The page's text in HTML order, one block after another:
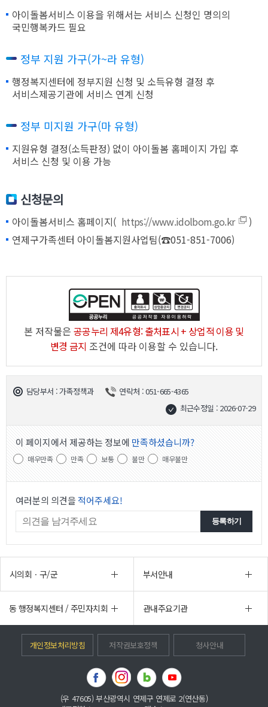
아이돌봄서비스 이용을 위해서는 서비스 신청인 명의의
국민행복카드 필요
정부 지원 가구(가~라 유형)
행정복지센터에 정부지원 신청 및 소득유형 결정 후
서비스제공기관에 서비스 연계 신청
정부 미지원 가구(마 유형)
지원유형 결정(소득판정) 없이 아이돌봄 홈페이지 가입 후
서비스 신청 및 이용 가능
신청문의
아이돌봄서비스 홈페이지( https://www.idolbom.go.kr
)
연제구가족센터 아이돌봄지원사업팀(☎051-851-7006)
본 저작물은공공누리 제4유형: 출처표시 + 상업적 이용 및
변경 금지 조건에 따라 이용할 수 있습니다.
담당부서 : 가족정책과
연락처 : 051-665-4365
최근수정일 : 2026-07-29
이 페이지에서 제공하는 정보에 만족하셨습니까?
매우만족 만족 보통 불만 매우불만
여러분의 의견을적어주세요!
시의회ㆍ구/군 부서안내
동 행정복지센터 / 주민자치회 관내주요기관
개인정보처리방침 저작권보호정책 청사안내
(우 47605) 부산광역시 연제구 연제로 2(연산동)